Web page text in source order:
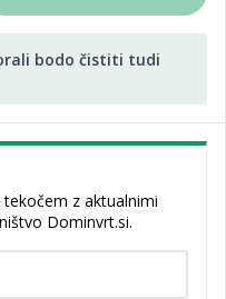
bodo čistiti tudi
z aktualnimi
Dominvrt.si.